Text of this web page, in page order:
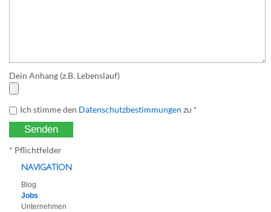
Dein Anhang (z.B. Lebenslauf)
Ich stimme den Datenschutzbestimmungen zu *
* Pflichtfelder
NAVIGATION
Blog
Jobs
Unternehmen